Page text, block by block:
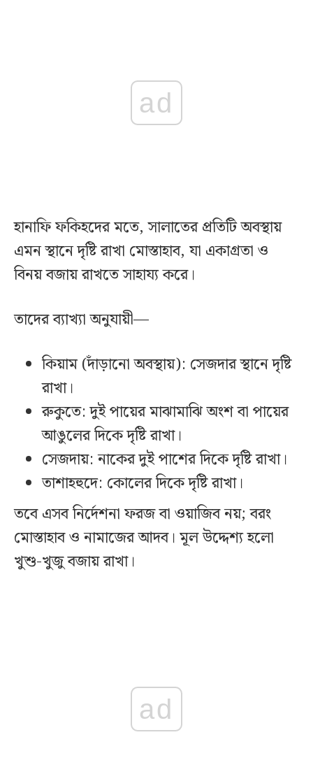
ad
হানাফি ফকিহদের মতে, সালাতের প্রতিটি অবস্থায়
এমন স্থানে দৃষ্টি রাখা মোস্তাহাব, যা একাগ্রতা ও
বিনয় বজায় রাখতে সাহায্য করে।
তাদের ব্যাখ্যা অনুযায়ী—
কিয়াম (দাঁড়ানো অবস্থায়): সেজদার স্থানে দৃষ্টি
রাখা।
রুকুতে: দুই পায়ের মাঝামাঝি অংশ বা পায়ের
আঙুলের দিকে দৃষ্টি রাখা।
সেজদায়: নাকের দুই পাশের দিকে দৃষ্টি রাখা।
তাশাহহুদে: কোলের দিকে দৃষ্টি রাখা।
তবে এসব নির্দেশনা ফরজ বা ওয়াজিব নয়; বরং
মোস্তাহাব ও নামাজের আদব। মূল উদ্দেশ্য হলো
খুশু-খুজু বজায় রাখা।
ad